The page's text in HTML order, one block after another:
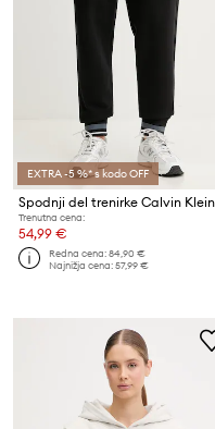
EXTRA -5 %* s kodo OFF
Trenutna cena:
54,99 €
Redna cena:84,90 €
Najnižja cena:57,99 €